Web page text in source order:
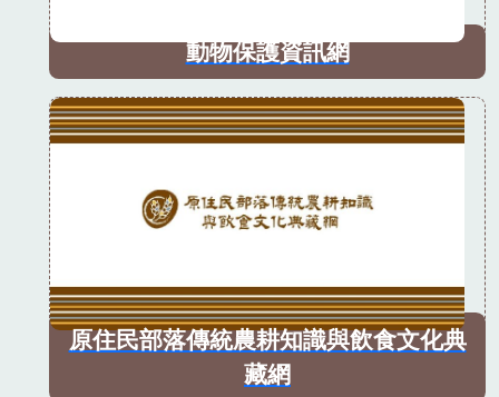
動物保護資訊網
原住民部落傳統農耕知識與飲食文化典
藏網